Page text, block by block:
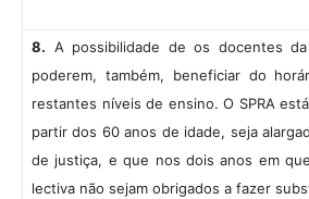
8. A possibilidade de os docentes
poderem, também, beneficiar do
restantes níveis de ensino. O SPRA
partir dos 60 anos de idade, seja
de justiça, e que nos dois anos em
lectiva não sejam obrigados a fazer